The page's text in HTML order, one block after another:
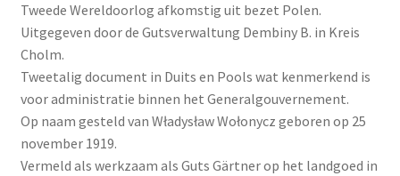
Tweede Wereldoorlog afkomstig uit bezet Polen.
Uitgegeven door de Gutsverwaltung Dembiny B. in Kreis
Cholm.
Tweetalig document in Duits en Pools wat kenmerkend is
voor administratie binnen het Generalgouvernement.
Op naam gesteld van Władysław Wołonycz geboren op 25
november 1919.
Vermeld als werkzaam als Guts Gärtner op het landgoed in